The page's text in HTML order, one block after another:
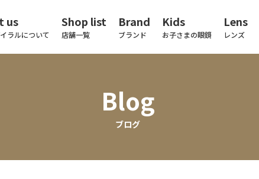
us
ラルについて
Shop list
店舗一覧
Brand
ブランド
Kids
お子さまの眼鏡
Lens
レンズ
Blog
ブログ